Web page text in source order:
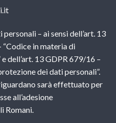
– ai sensi dell’art. 13
“Codice in materia di
dell’art. 13 GDPR 679/16 –
dei dati personali”.
sarà effettuato per
all’adesione
Romani.